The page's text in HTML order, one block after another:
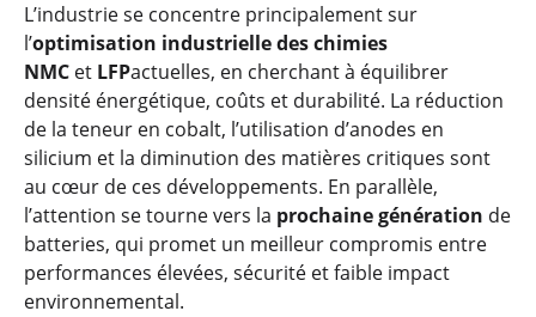
L’industrie se concentre principalement sur
l’optimisation industrielle des chimies
NMC et LFPactuelles, en cherchant à équilibrer
densité énergétique, coûts et durabilité. La réduction
de la teneur en cobalt, l’utilisation d’anodes en
silicium et la diminution des matières critiques sont
au cœur de ces développements. En parallèle,
l’attention se tourne vers la prochaine génération de
batteries, qui promet un meilleur compromis entre
performances élevées, sécurité et faible impact
environnemental.